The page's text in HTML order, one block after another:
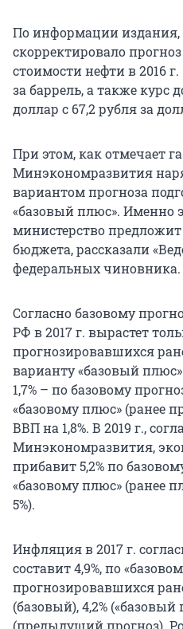
По информации издания,
скорректировало
стоимости нефти в 2016 г.
за баррель, а также курс
доллар с 67,2 рубля за
При этом, как отмечает
Минэкономразвития
вариантом прогноза
«базовый плюс». Именно
министерство
бюджета, рассказали
федеральных чиновника.
Согласно базовому
РФ в 2017 г. вырастет
прогнозировавшихся
варианту «базовый плюс»
1,7% – по базовому
«базовому плюс» (ранее
ВВП на 1,8%. В 2019 г.,
Минэкономразвития,
прибавит 5,2% по
«базовому плюс» (ранее
5%).
Инфляция в 2017 г.
составит 4,9%, по
прогнозировавшихся
(базовый), 4,2% («базовый
(предыдущий прогноз).